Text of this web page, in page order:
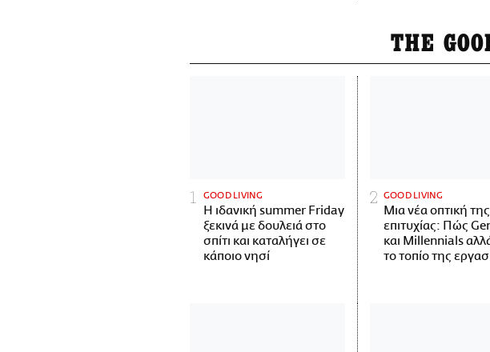
THE
GOOD LIVING
Η ιδανική summer Friday
ξεκινά με δουλειά στο
σπίτι και καταλήγει σε
κάποιο νησί
GOOD LIVING
Μια νέα οπτική της
επιτυχίας: Πώς
και Millennials
το τοπίο της